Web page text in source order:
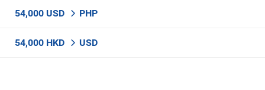
54,000 USD PHP
54,000 HKD USD